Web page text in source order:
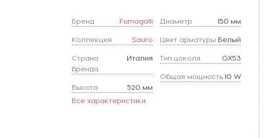
Бренд Fumagalli
Коллекция Sauro
Страна
бренда
Италия
Высота 520 мм
Диаметр 150 мм
Цвет арматуры Белый
Тип цоколя GX53
Общая мощность10 W
Все характеристики